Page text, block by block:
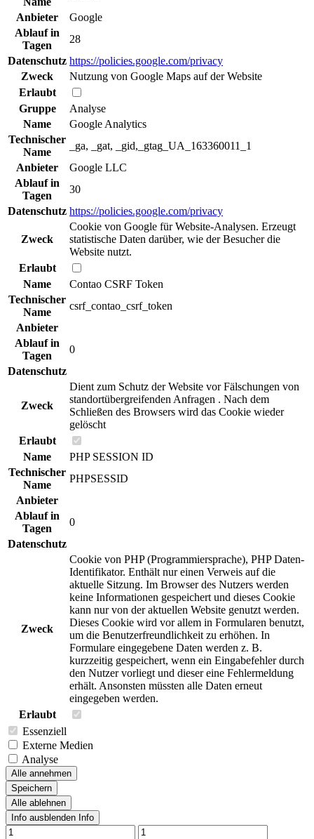
Anbieter
Google
Ablauf in
Tagen
28
Datenschutz https://policies.google.com/privacy
Zweck
Nutzung von Google Maps auf der Website
Erlaubt
Gruppe
Analyse
Name
Google Analytics
Technischer
Name
_ga, _gat, _gid,_gtag_UA_163360011_1
Anbieter
Google LLC
Ablauf in
Tagen
30
Datenschutz https://policies.google.com/privacy
Zweck
Cookie von Google für Website-Analysen. Erzeugt
statistische Daten darüber, wie der Besucher die
Website nutzt.
Erlaubt
Name
Contao CSRF Token
Technischer
Name
csrf_contao_csrf_token
Anbieter
Ablauf in
Tagen
0
Datenschutz
Zweck
Dient zum Schutz der Website vor Fälschungen von
standortübergreifenden Anfragen . Nach dem
Schließen des Browsers wird das Cookie wieder
gelöscht
Erlaubt
Name
PHP SESSION ID
Technischer
Name
PHPSESSID
Anbieter
Ablauf in
Tagen
0
Datenschutz
Zweck
Cookie von PHP (Programmiersprache), PHP Daten-
Identifikator. Enthält nur einen Verweis auf die
aktuelle Sitzung. Im Browser des Nutzers werden
keine Informationen gespeichert und dieses Cookie
kann nur von der aktuellen Website genutzt werden.
Dieses Cookie wird vor allem in Formularen benutzt,
um die Benutzerfreundlichkeit zu erhöhen. In
Formulare eingegebene Daten werden z. B.
kurzzeitig gespeichert, wenn ein Eingabefehler durch
den Nutzer vorliegt und dieser eine Fehlermeldung
erhält. Ansonsten müssten alle Daten erneut
eingegeben werden.
Erlaubt
Essenziell
Externe Medien
Analyse
Alle annehmen
Speichern
Alle ablehnen
Info ausblenden Info